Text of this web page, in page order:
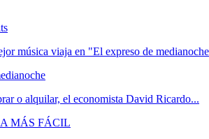
música viaja en "El expreso de
o alquilar, el economista David Ricardo...
MÁS FÁCIL